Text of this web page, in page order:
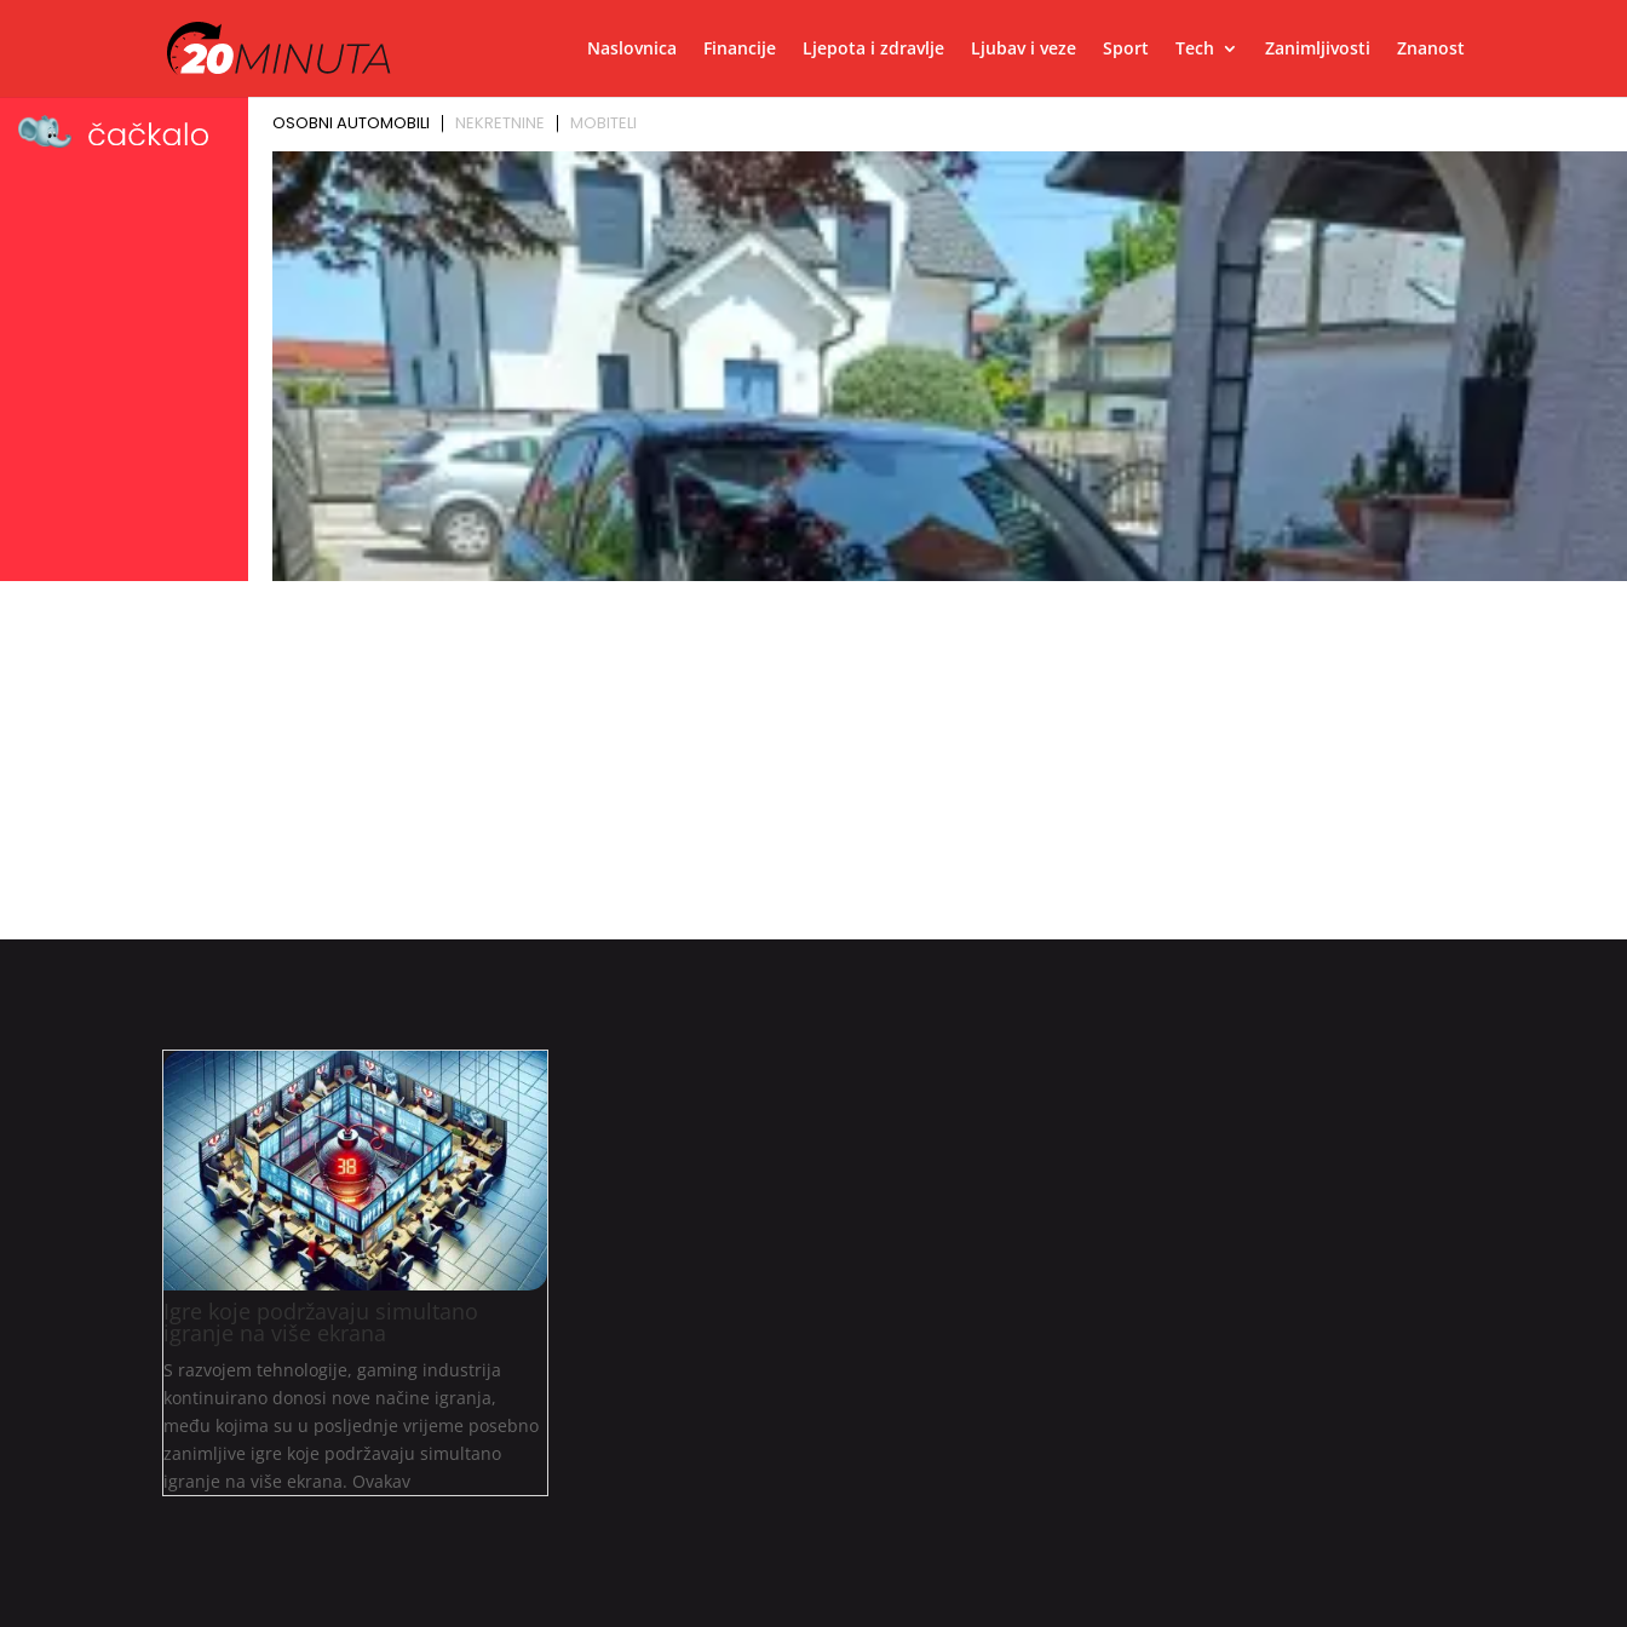
Naslovnica Financije Ljepota i zdravlje Ljubav i veze Sport Tech Zanimljivosti Znanost
Igre koje podržavaju simultano
igranje na više ekrana
S razvojem tehnologije, gaming industrija
kontinuirano donosi nove načine igranja,
među kojima su u posljednje vrijeme posebno
zanimljive igre koje podržavaju simultano
igranje na više ekrana. Ovakav